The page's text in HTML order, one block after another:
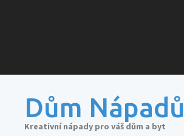
Dům Nápadů
Kreativní nápady pro váš dům a byt